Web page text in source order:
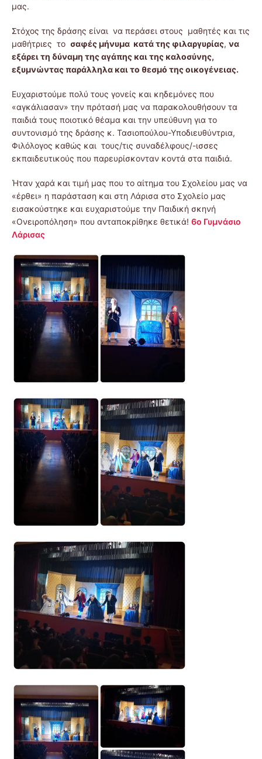
μας.
Στόχος της δράσης είναι να περάσει στους μαθητές και τις
μαθήτριες το σαφές μήνυμα κατά της φιλαργυρίας, να
εξάρει τη δύναμη της αγάπης και της καλοσύνης,
εξυμνώντας παράλληλα και το θεσμό της οικογένειας.
Ευχαριστούμε πολύ τους γονείς και κηδεμόνες που
«αγκάλιασαν» την πρότασή μας να παρακολουθήσουν τα
παιδιά τους ποιοτικό θέαμα και την υπεύθυνη για το
συντονισμό της δράσης κ. Τασιοπούλου-Υποδιευθύντρια,
Φιλόλογος καθώς και τους/τις συναδέλφους/-ισσες
εκπαιδευτικούς που παρευρίσκονταν κοντά στα παιδιά.
Ήταν χαρά και τιμή μας που το αίτημα του Σχολείου μας να
«έρθει» η παράσταση και στη Λάρισα στο Σχολείο μας
εισακούστηκε και ευχαριστούμε την Παιδική σκηνή
«Ονειροπόληση» που ανταποκρίθηκε θετικά! 6ο Γυμνάσιο
Λάρισας